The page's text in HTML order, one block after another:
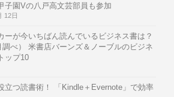
子園Vの八戸高文芸部員も参加
12日
ーが今いちばん読んでいるビジネス書は？
調べ） 米書店バーンズ＆ノーブルのビジネ
ップ10
立つ読書術！ 「Kindle＋Evernote」で効率